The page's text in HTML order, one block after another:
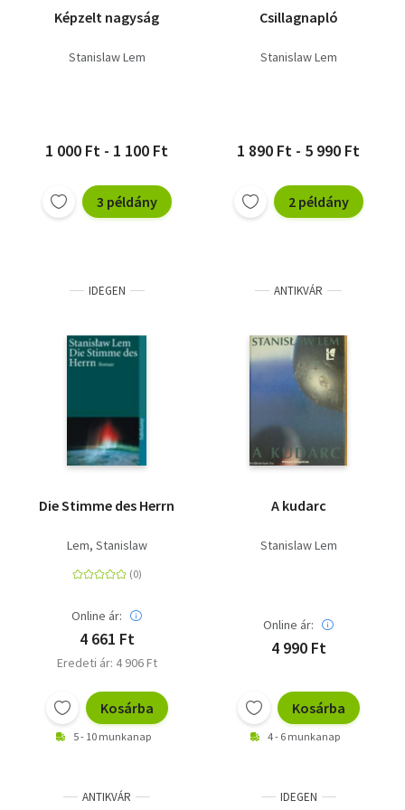
Képzelt nagyság
Stanislaw Lem
1 000 Ft - 1 100 Ft
3 példány
Csillagnapló
Stanislaw Lem
1 890 Ft - 5 990 Ft
2 példány
IDEGEN
Die Stimme des Herrn
Lem, Stanislaw
Online ár:
4 661 Ft
Eredeti ár: 4 906 Ft
Kosárba
5 - 10 munkanap
ANTIKVÁR
A kudarc
Stanislaw Lem
Online ár:
4 990 Ft
Kosárba
4 - 6 munkanap
ANTIKVÁR IDEGEN